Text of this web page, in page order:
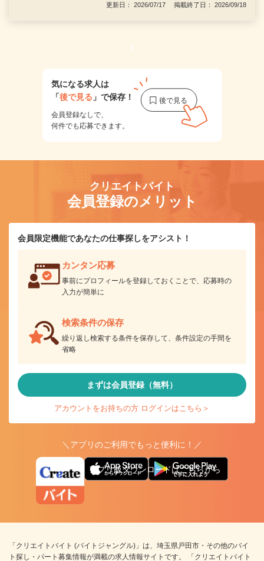
更新日： 2026/07/17 掲載終了日： 2026/09/18
1
気になる求人は
「後で見る 」で保存！
会員登録なしで、
何件でも応募できます。
クリエイトバイト
会員登録のメリット
会員限定機能であなたの仕事探しをアシスト！
カンタン応募
事前にプロフィールを登録しておくことで、応募時の
入力が簡単に
検索条件の保存
繰り返し検索する条件を保存して、条件設定の手間を
省略
まずは会員登録（無料）
アカウントをお持ちの方 ログインはこちら＞
＼アプリのご利用でもっと便利に！／
アプリ版ダウンロードはこちらから
「クリエイトバイト (バイトジャングル)」は、埼玉県戸田市・その他のバイ
ト探し・パート募集情報が満載の求人情報サイトです。 「クリエイトバイト